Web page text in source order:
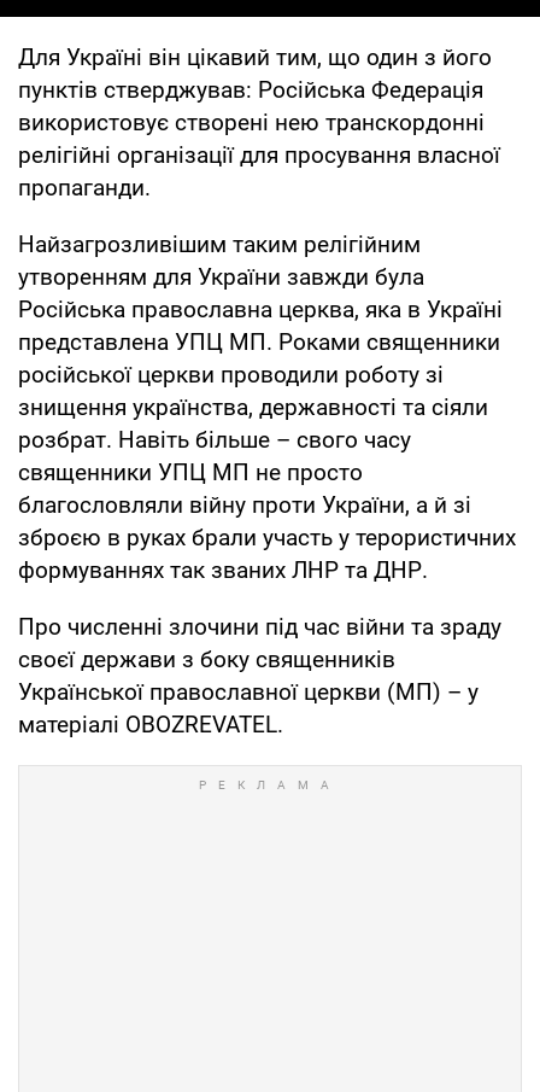
Для Україні він цікавий тим, що один з його
пунктів стверджував: Російська Федерація
використовує створені нею транскордонні
релігійні організації для просування власної
пропаганди.
Найзагрозливішим таким релігійним
утворенням для України завжди була
Російська православна церква, яка в Україні
представлена УПЦ МП. Роками священники
російської церкви проводили роботу зі
знищення українства, державності та сіяли
розбрат. Навіть більше – свого часу
священники УПЦ МП не просто
благословляли війну проти України, а й зі
зброєю в руках брали участь у терористичних
формуваннях так званих ЛНР та ДНР.
Про численні злочини під час війни та зраду
своєї держави з боку священників
Української православної церкви (МП) – у
матеріалі OBOZREVATEL.